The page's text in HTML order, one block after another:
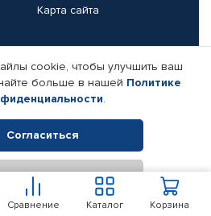
Сравнение Корзина
Каталог
Карта сайта
Реквизиты компании
2026. Все права защищены.
товаров Автопрофи.
cookie, чтобы улучшить ваш
больше в нашей Политике
.
Согласиться
Отклонить